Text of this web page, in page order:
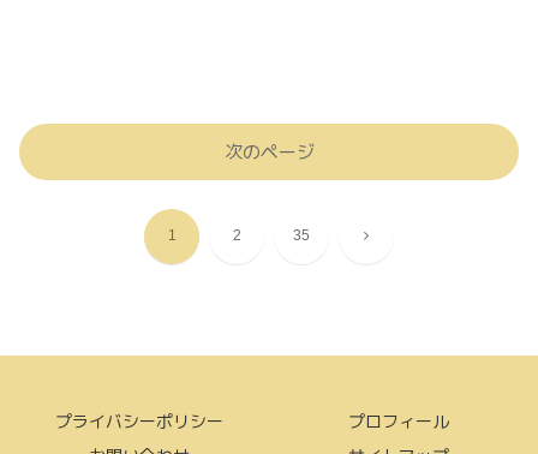
次のページ
1 2 35 次
プライバシーポリシー
プロフィール